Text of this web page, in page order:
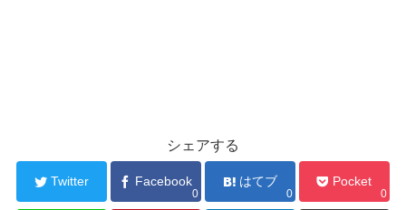
シェアする
Twitter Facebook
0
はてブ
0
Pocket
0